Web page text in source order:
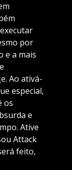
por
e a mais
Ao ativá-
especial,
os
e
Ative
Attack
feito,